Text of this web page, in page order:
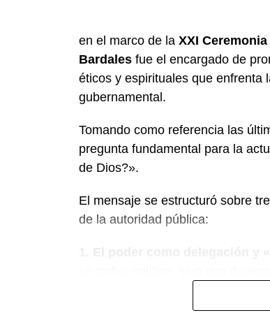
en el marco de la XXI
Bardales fue el encargado de
éticos y espirituales que enfrenta
gubernamental.
Tomando como referencia las
pregunta fundamental para la
de Dios?».
El mensaje se estructuró sobre
de la autoridad pública:
del Congreso, aclaró que el
la cual se deberán rendir